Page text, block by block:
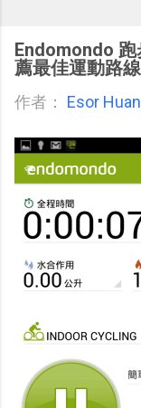
Endomondo
薦最佳運動路線
作者： Esor